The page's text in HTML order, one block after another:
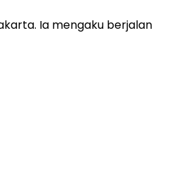
Ia mengaku berjalan